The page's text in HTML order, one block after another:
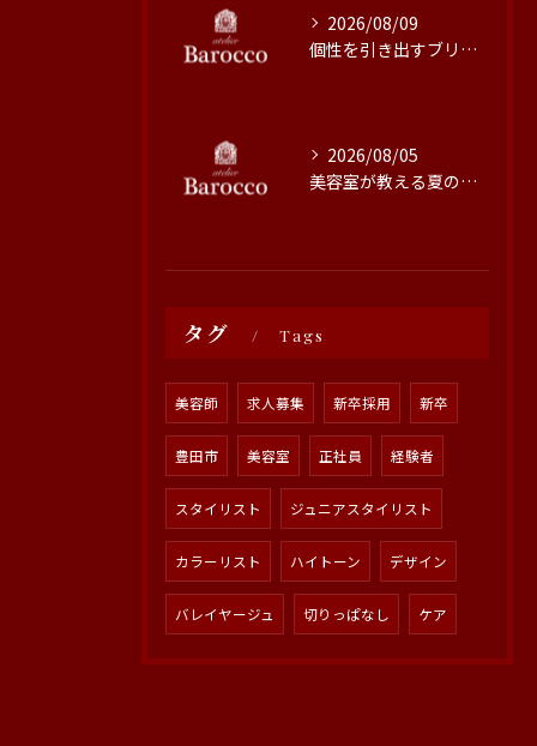
2026/08/09
個性を引き出すブリーチ技術の魅力と施術のこだわり
2026/08/05
美容室が教える夏の髪質改善術
タグ Tags
美容師 求人募集 新卒採用 新卒
豊田市 美容室 正社員 経験者
スタイリスト ジュニアスタイリスト
カラーリスト ハイトーン デザイン
バレイヤージュ 切りっぱなし ケア